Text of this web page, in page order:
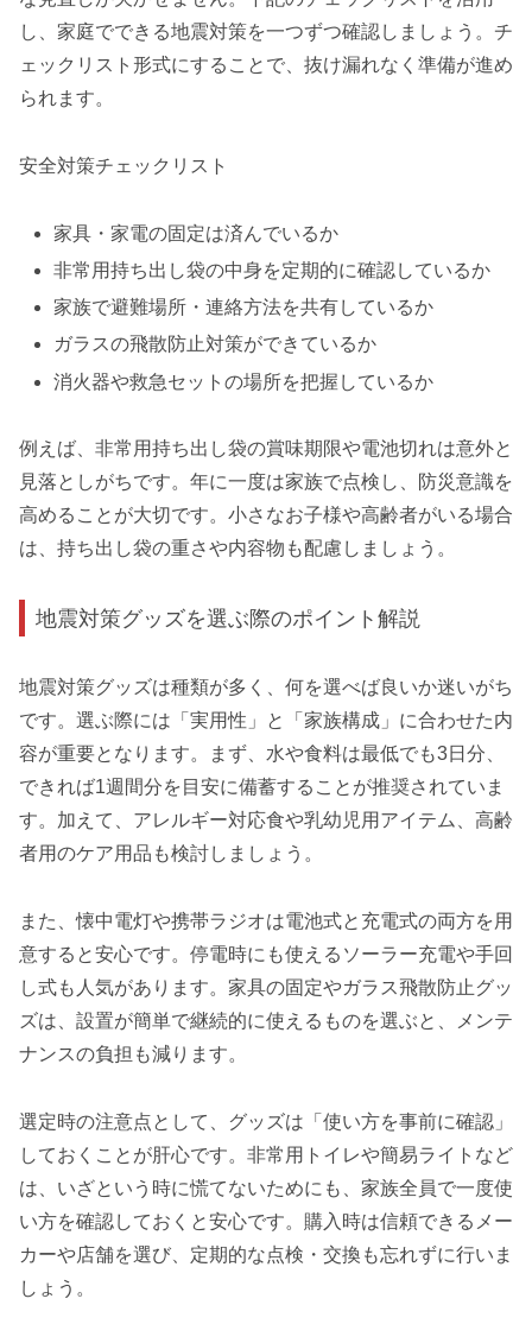
し、家庭でできる地震対策を一つずつ確認しましょう。チ
ェックリスト形式にすることで、抜け漏れなく準備が進め
られます。
安全対策チェックリスト
家具・家電の固定は済んでいるか
非常用持ち出し袋の中身を定期的に確認しているか
家族で避難場所・連絡方法を共有しているか
ガラスの飛散防止対策ができているか
消火器や救急セットの場所を把握しているか
例えば、非常用持ち出し袋の賞味期限や電池切れは意外と
見落としがちです。年に一度は家族で点検し、防災意識を
高めることが大切です。小さなお子様や高齢者がいる場合
は、持ち出し袋の重さや内容物も配慮しましょう。
地震対策グッズを選ぶ際のポイント解説
地震対策グッズは種類が多く、何を選べば良いか迷いがち
です。選ぶ際には「実用性」と「家族構成」に合わせた内
容が重要となります。まず、水や食料は最低でも3日分、
できれば1週間分を目安に備蓄することが推奨されていま
す。加えて、アレルギー対応食や乳幼児用アイテム、高齢
者用のケア用品も検討しましょう。
また、懐中電灯や携帯ラジオは電池式と充電式の両方を用
意すると安心です。停電時にも使えるソーラー充電や手回
し式も人気があります。家具の固定やガラス飛散防止グッ
ズは、設置が簡単で継続的に使えるものを選ぶと、メンテ
ナンスの負担も減ります。
選定時の注意点として、グッズは「使い方を事前に確認」
しておくことが肝心です。非常用トイレや簡易ライトなど
は、いざという時に慌てないためにも、家族全員で一度使
い方を確認しておくと安心です。購入時は信頼できるメー
カーや店舗を選び、定期的な点検・交換も忘れずに行いま
しょう。